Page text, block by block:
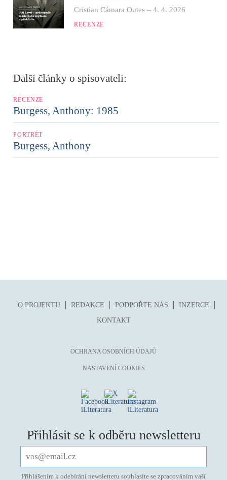
Cristian Cámara Outes – 4. 4. 2026
RECENZE
Další články o spisovateli:
RECENZE
Burgess, Anthony: 1985
PORTRÉT
Burgess, Anthony
O PROJEKTU REDAKCE PODPOŘTE NÁS
INZERCE
KONTAKT
OCHRANA OSOBNÍCH ÚDAJŮ
NASTAVENÍ COOKIES
Přihlásit se k odběru newsletteru
Přihlášením k odebírání newsletteru souhlasíte se zpracováním vaší